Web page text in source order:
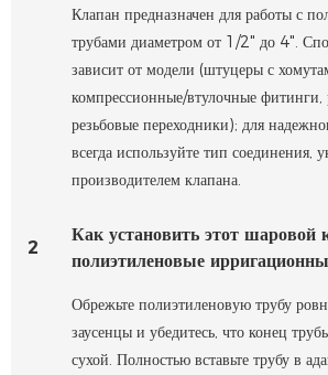
Клапан предназначен для работы с
трубами диаметром от 1/2" до 4".
зависит от модели (штуцеры с
компрессионные/втулочные фитинги,
резьбовые переходники); для
всегда используйте тип соединения,
производителем клапана.
2
Как установить этот шаровой
полиэтиленовые
Обрежьте полиэтиленовую трубу
заусенцы и убедитесь, что конец
сухой. Полностью вставьте трубу в